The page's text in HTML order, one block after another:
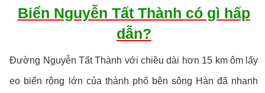
Biển Nguyễn Tất Thành có gì hấp
dẫn?
Đường Nguyễn Tất Thành với chiều dài hơn 15 km ôm lấy
eo biển rộng lớn của thành phố bên sông Hàn đã nhanh